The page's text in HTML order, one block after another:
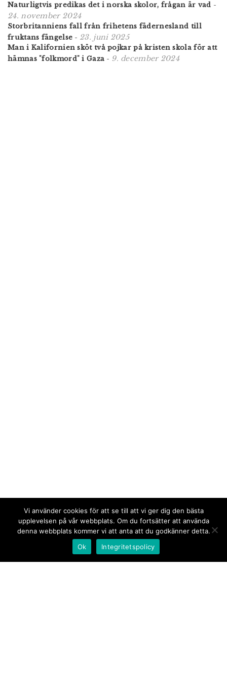
Naturligtvis predikas det i norska skolor, frågan är vad -
24. november 2024
Storbritanniens fall från frihetens fädernesland till
fruktans fängelse - 23. juni 2025
Man i Kalifornien sköt två pojkar på kristen skola för att
hämnas "folkmord" i Gaza - 9. december 2024
Vi använder cookies för att se till att vi ger dig den bästa
upplevelsen på vår webbplats. Om du fortsätter att använda
denna webbplats kommer vi att anta att du godkänner detta.
Ok
Integritetspolicy